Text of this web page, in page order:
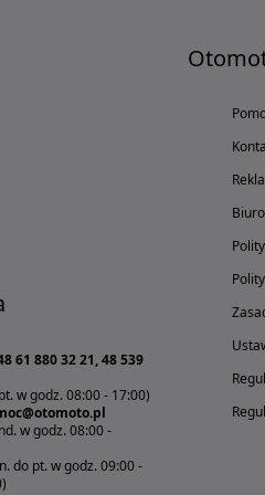
61 880 32 21, 48 539
w godz. 08:00 - 17:00)
w godz. 08:00 -
do pt. w godz. 09:00 -